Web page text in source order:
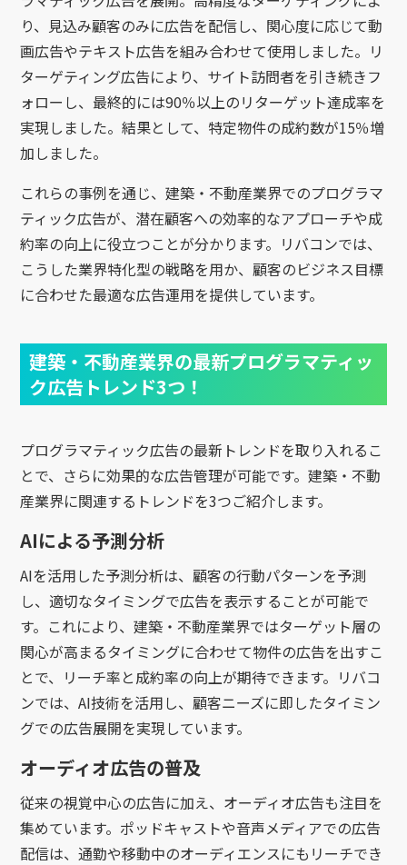
り、見込み顧客のみに広告を配信し、関心度に応じて動
画広告やテキスト広告を組み合わせて使用しました。リ
ターゲティング広告により、サイト訪問者を引き続きフ
ォローし、最終的には90％以上のリターゲット達成率を
実現しました。結果として、特定物件の成約数が15％増
加しました。
これらの事例を通じ、建築・不動産業界でのプログラマ
ティック広告が、潜在顧客への効率的なアプローチや成
約率の向上に役立つことが分かります。リバコンでは、
こうした業界特化型の戦略を用か、顧客のビジネス目標
に合わせた最適な広告運用を提供しています。
建築・不動産業界の最新プログラマティッ
ク広告トレンド3つ！
プログラマティック広告の最新トレンドを取り入れるこ
とで、さらに効果的な広告管理が可能です。建築・不動
産業界に関連するトレンドを3つご紹介します。
AIによる予測分析
AIを活用した予測分析は、顧客の行動パターンを予測
し、適切なタイミングで広告を表示することが可能で
す。これにより、建築・不動産業界ではターゲット層の
関心が高まるタイミングに合わせて物件の広告を出すこ
とで、リーチ率と成約率の向上が期待できます。リバコ
ンでは、AI技術を活用し、顧客ニーズに即したタイミン
グでの広告展開を実現しています。
オーディオ広告の普及
従来の視覚中心の広告に加え、オーディオ広告も注目を
集めています。ポッドキャストや音声メディアでの広告
配信は、通勤や移動中のオーディエンスにもリーチでき